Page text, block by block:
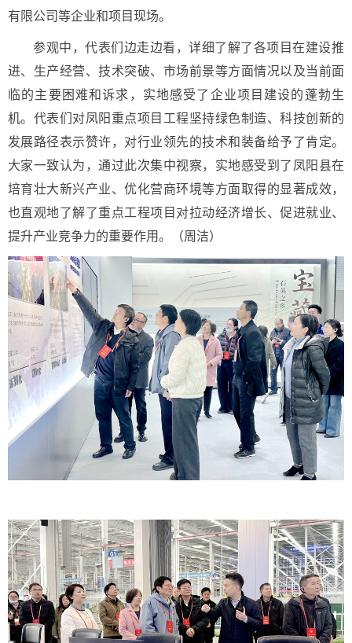
有限公司等企业和项目现场。
参观中，代表们边走边看，详细了解了各项目在建设推
进、生产经营、技术突破、市场前景等方面情况以及当前面
临的主要困难和诉求，实地感受了企业项目建设的蓬勃生
机。代表们对凤阳重点项目工程坚持绿色制造、科技创新的
发展路径表示赞许，对行业领先的技术和装备给予了肯定。
大家一致认为，通过此次集中视察，实地感受到了凤阳县在
培育壮大新兴产业、优化营商环境等方面取得的显著成效，
也直观地了解了重点工程项目对拉动经济增长、促进就业、
提升产业竞争力的重要作用。（周洁）